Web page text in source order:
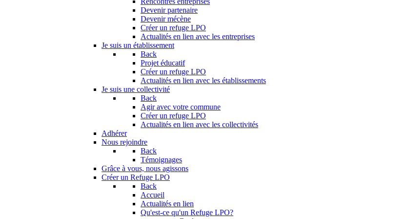
Devenir partenaire
Devenir mécène
Créer un refuge LPO
Actualités en lien avec les entreprises
Je suis un établissement
Back
Projet éducatif
Créer un refuge LPO
Actualités en lien avec les établissements
Je suis une collectivité
Back
Agir avec votre commune
Créer un refuge LPO
Actualités en lien avec les collectivités
Adhérer
Nous rejoindre
Back
Témoignages
Grâce à vous, nous agissons
Créer un Refuge LPO
Back
Accueil
Actualités en lien
Qu'est-ce qu'un Refuge LPO?